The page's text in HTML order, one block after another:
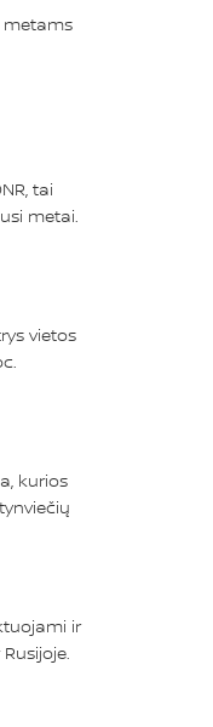
metams
tai
metai.
vietos
kurios
ir